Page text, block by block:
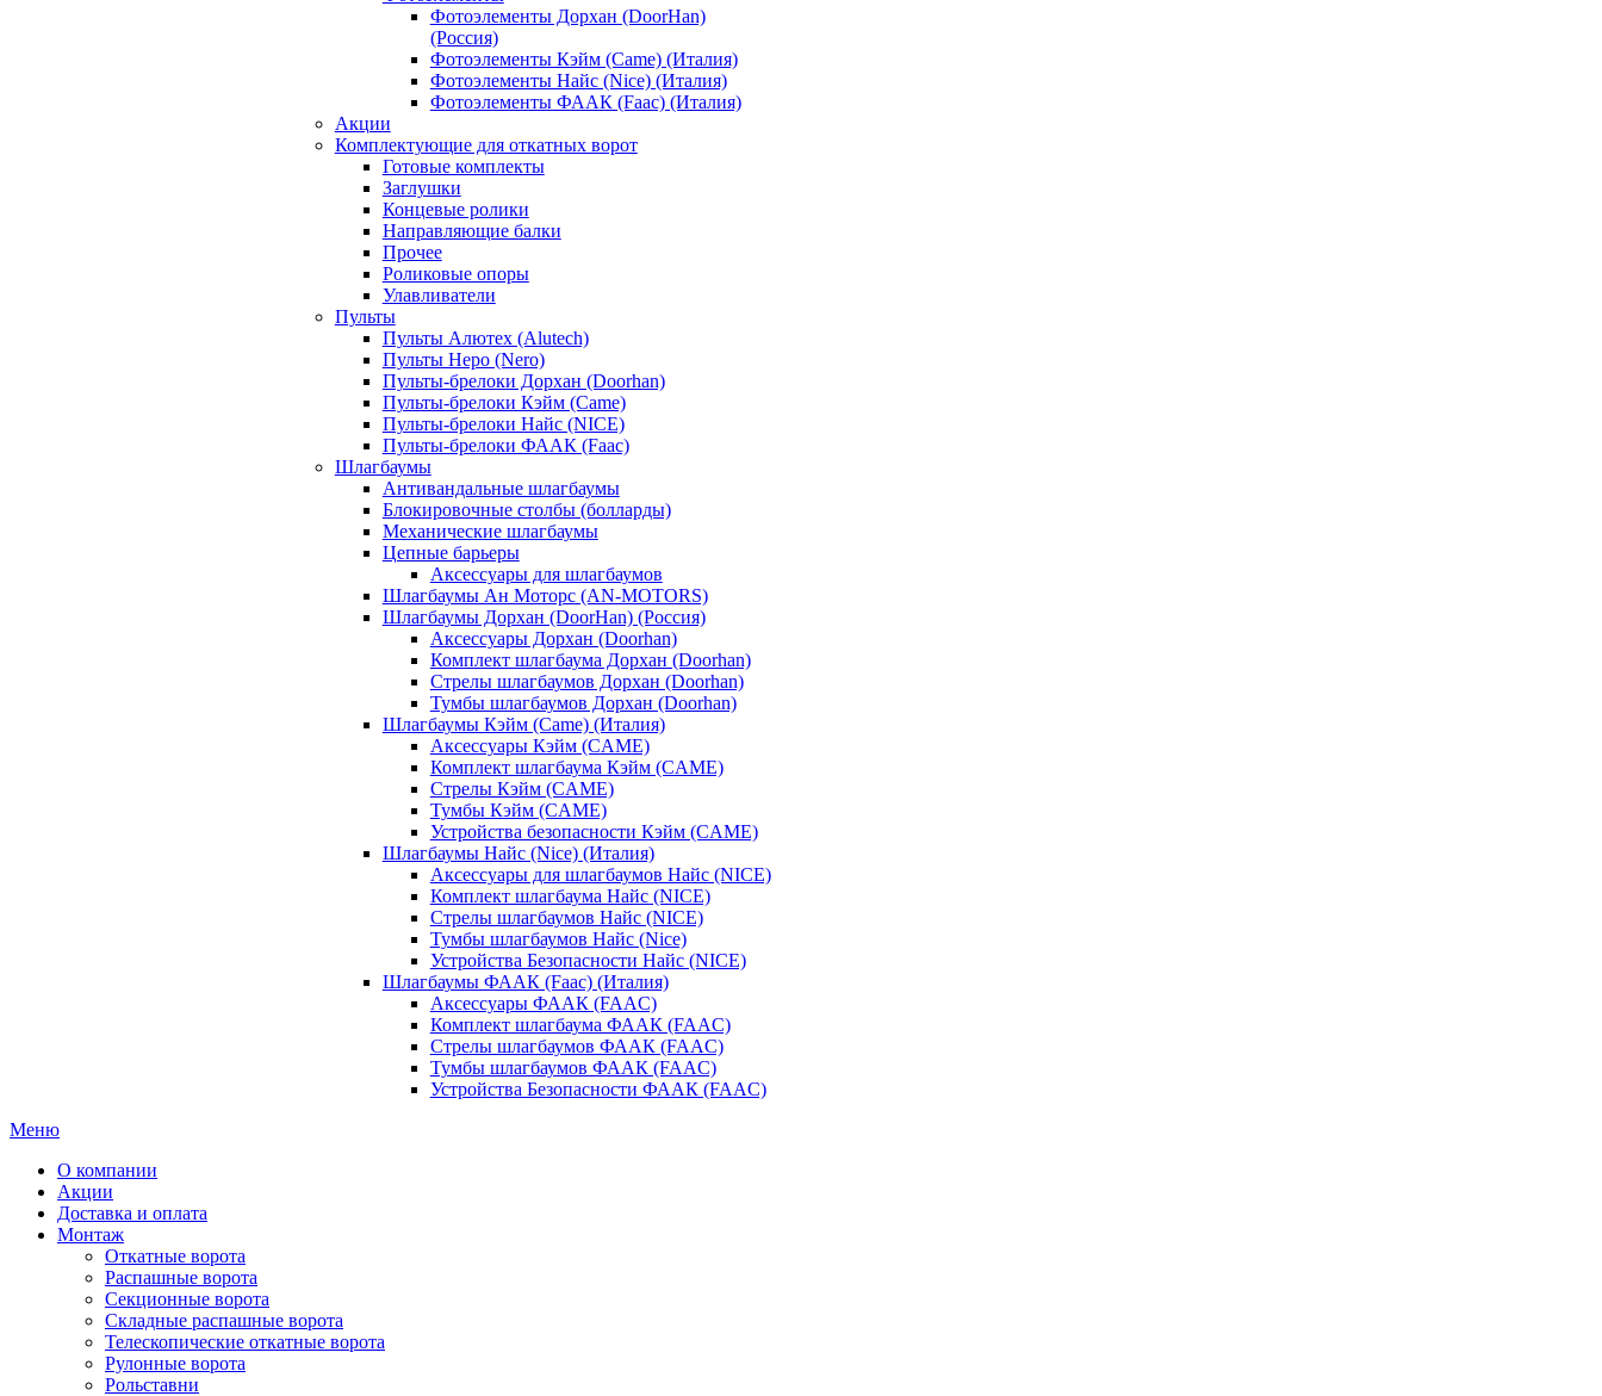
Фотоэлементы Дорхан (DoorHan)
(Россия)
Фотоэлементы Кэйм (Came) (Италия)
Фотоэлементы Найс (Nice) (Италия)
Фотоэлементы ФААК (Faac) (Италия)
Акции
Комплектующие для откатных ворот
Готовые комплекты
Заглушки
Концевые ролики
Направляющие балки
Прочее
Роликовые опоры
Улавливатели
Пульты
Пульты Алютех (Alutech)
Пульты Неро (Nero)
Пульты-брелоки Дорхан (Doorhan)
Пульты-брелоки Кэйм (Came)
Пульты-брелоки Найс (NICE)
Пульты-брелоки ФААК (Faac)
Шлагбаумы
Антивандальные шлагбаумы
Блокировочные столбы (болларды)
Механические шлагбаумы
Цепные барьеры
Аксессуары для шлагбаумов
Шлагбаумы Ан Моторс (AN-MOTORS)
Шлагбаумы Дорхан (DoorHan) (Россия)
Аксессуары Дорхан (Doorhan)
Комплект шлагбаума Дорхан (Doorhan)
Стрелы шлагбаумов Дорхан (Doorhan)
Тумбы шлагбаумов Дорхан (Doorhan)
Шлагбаумы Кэйм (Came) (Италия)
Аксессуары Кэйм (CAME)
Комплект шлагбаума Кэйм (CAME)
Стрелы Кэйм (CAME)
Тумбы Кэйм (CAME)
Устройства безопасности Кэйм (CAME)
Шлагбаумы Найс (Nice) (Италия)
Аксессуары для шлагбаумов Найс (NICE)
Комплект шлагбаума Найс (NICE)
Стрелы шлагбаумов Найс (NICE)
Тумбы шлагбаумов Найс (Nice)
Устройства Безопасности Найс (NICE)
Шлагбаумы ФААК (Faac) (Италия)
Аксессуары ФААК (FAAC)
Комплект шлагбаума ФААК (FAAC)
Стрелы шлагбаумов ФААК (FAAC)
Тумбы шлагбаумов ФААК (FAAC)
Устройства Безопасности ФААК (FAAC)
Меню
О компании
Акции
Доставка и оплата
Монтаж
Откатные ворота
Распашные ворота
Секционные ворота
Складные распашные ворота
Телескопические откатные ворота
Рулонные ворота
Рольставни